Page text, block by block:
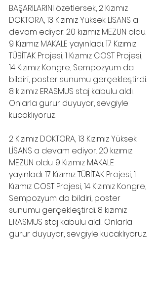
BAŞARILARINI özetlersek, 2 Kızımız
DOKTORA, 13 Kızımız Yüksek LİSANS a
devam ediyor. 20 kızımız MEZUN oldu.
9 Kızımız MAKALE yayınladı. 17 Kızımız
TÜBİTAK Projesi, 1 Kızımız COST Projesi,
14 Kızımız Kongre, Sempozyum da
bildiri, poster sunumu gerçekleştirdi.
8 kızımız ERASMUS staj kabulu aldı.
Onlarla gurur duyuyor, sevgiyle
kucaklıyoruz.
2 Kızımız DOKTORA, 13 Kızımız Yüksek
LİSANS a devam ediyor. 20 kızımız
MEZUN oldu. 9 Kızımız MAKALE
yayınladı. 17 Kızımız TÜBİTAK Projesi, 1
Kızımız COST Projesi, 14 Kızımız Kongre,
Sempozyum da bildiri, poster
sunumu gerçekleştirdi. 8 kızımız
ERASMUS staj kabulu aldı. Onlarla
gurur duyuyor, sevgiyle kucaklıyoruz.